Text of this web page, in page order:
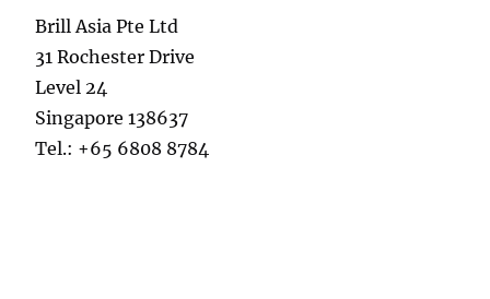
Brill Asia Pte Ltd
31 Rochester Drive
Level 24
Singapore 138637
Tel.: +65 6808 8784